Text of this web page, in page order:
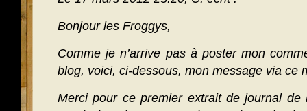
Bonjour les Froggys,
Comme je n’arrive pas à poster mon
blog, voici, ci-dessous, mon message via ce
Merci pour ce premier extrait de journal